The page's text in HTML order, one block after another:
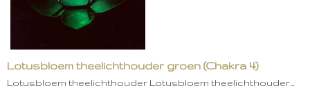
Lotusbloem theelichthouder groen (Chakra 4)
Lotusbloem theelichthouder Lotusbloem theelichthouder…